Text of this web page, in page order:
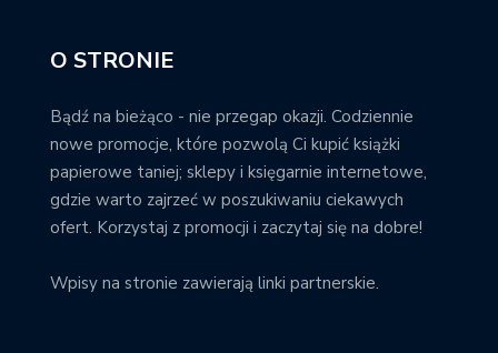
O STRONIE
Bądź na bieżąco - nie przegap okazji. Codziennie
nowe promocje, które pozwolą Ci kupić książki
papierowe taniej; sklepy i księgarnie internetowe,
gdzie warto zajrzeć w poszukiwaniu ciekawych
ofert. Korzystaj z promocji i zaczytaj się na dobre!
Wpisy na stronie zawierają linki partnerskie.